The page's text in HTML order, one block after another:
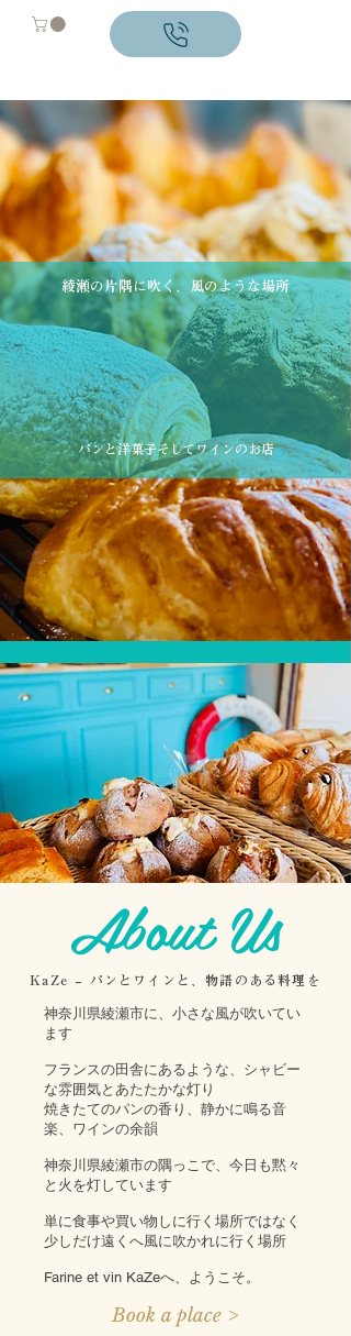
綾瀬の片隅に吹く、風のような場所
パンと洋菓子そしてワインのお店
About Us
KaZe – パンとワインと、物語のある料理を
神奈川県綾瀬市に、小さな風が吹いてい
ます
フランスの田舎にあるような、シャビー
な雰囲気とあたたかな灯り
焼きたてのパンの香り、静かに鳴る音
楽、ワインの余韻
神奈川県綾瀬市の隅っこで、今日も黙々
と火を灯しています
単に食事や買い物しに行く場所ではなく
少しだけ遠くへ風に吹かれに行く場所
Farine et vin KaZeへ、ようこそ。
Book a place >